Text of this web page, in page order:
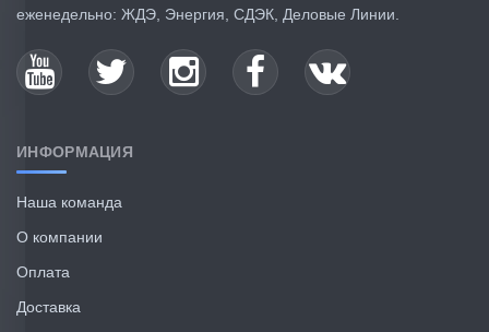
еженедельно: ЖДЭ, Энергия, СДЭК, Деловые Линии.
ИНФОРМАЦИЯ
Наша команда
О компании
Оплата
Доставка